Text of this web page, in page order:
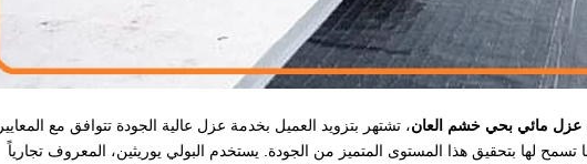
مائي بحي خشم العان، تشتهر بتزويد العميل بخدمة عزل عالية الجودة تتوافق مع المعايير
تسمح لها بتحقيق هذا المستوى المتميز من الجودة. يستخدم البولي يوريثين، المعروف تجارياً